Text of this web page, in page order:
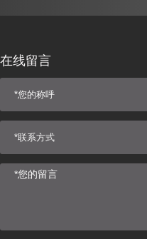
在线留言